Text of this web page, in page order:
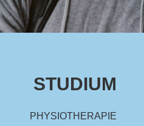
STUDIUM
PHYSIOTHERAPIE